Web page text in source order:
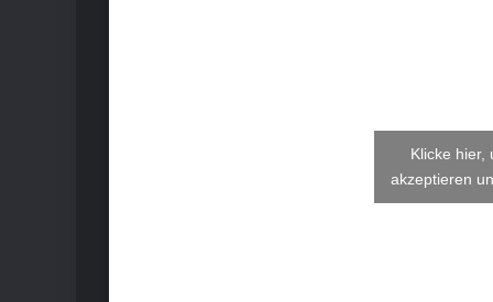
Klicke hier,
akzeptieren